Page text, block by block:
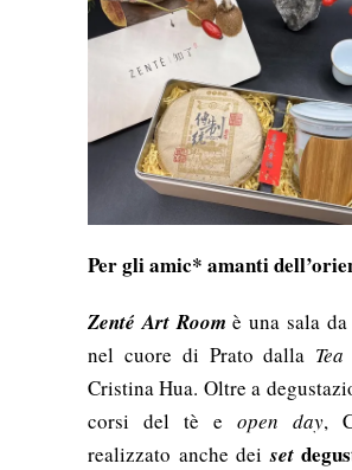
Per gli amic* amanti
Zenté Art Room è una sala
nel cuore di Prato dalla
Cristina Hua. Oltre a
corsi del tè e open day,
realizzato anche deiset